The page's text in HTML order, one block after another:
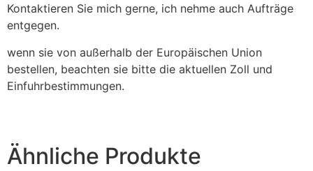
Kontaktieren Sie mich gerne, ich nehme auch Aufträge
entgegen.
wenn sie von außerhalb der Europäischen Union
bestellen, beachten sie bitte die aktuellen Zoll und
Einfuhrbestimmungen.
Ähnliche Produkte